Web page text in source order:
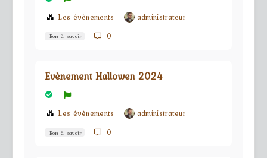
Les évènements administrateur
Bon à savoir 0
Evènement Hallowen 2024
Les évènements administrateur
Bon à savoir 0